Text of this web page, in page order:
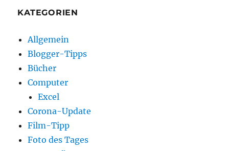
KATEGORIEN
Allgemein
Blogger-Tipps
Bücher
Computer
Excel
Corona-Update
Film-Tipp
Foto des Tages